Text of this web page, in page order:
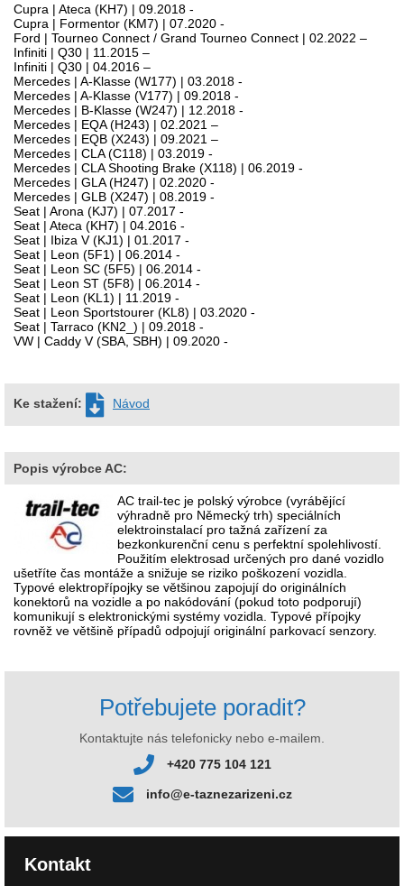
Cupra | Ateca (KH7) | 09.2018 -
Cupra | Formentor (KM7) | 07.2020 -
Ford | Tourneo Connect / Grand Tourneo Connect | 02.2022 –
Infiniti | Q30 | 11.2015 –
Infiniti | Q30 | 04.2016 –
Mercedes | A-Klasse (W177) | 03.2018 -
Mercedes | A-Klasse (V177) | 09.2018 -
Mercedes | B-Klasse (W247) | 12.2018 -
Mercedes | EQA (H243) | 02.2021 –
Mercedes | EQB (X243) | 09.2021 –
Mercedes | CLA (C118) | 03.2019 -
Mercedes | CLA Shooting Brake (X118) | 06.2019 -
Mercedes | GLA (H247) | 02.2020 -
Mercedes | GLB (X247) | 08.2019 -
Seat | Arona (KJ7) | 07.2017 -
Seat | Ateca (KH7) | 04.2016 -
Seat | Ibiza V (KJ1) | 01.2017 -
Seat | Leon (5F1) | 06.2014 -
Seat | Leon SC (5F5) | 06.2014 -
Seat | Leon ST (5F8) | 06.2014 -
Seat | Leon (KL1) | 11.2019 -
Seat | Leon Sportstourer (KL8) | 03.2020 -
Seat | Tarraco (KN2_) | 09.2018 -
VW | Caddy V (SBA, SBH) | 09.2020 -
Ke stažení: Návod
Popis výrobce AC:
AC trail-tec je polský výrobce (vyrábějící
výhradně pro Německý trh) speciálních
elektroinstalací pro tažná zařízení za
bezkonkurenční cenu s perfektní spolehlivostí.
Použitím elektrosad určených pro dané vozidlo
ušetříte čas montáže a snižuje se riziko poškození vozidla.
Typové elektropřípojky se většinou zapojují do originálních
konektorů na vozidle a po nakódování (pokud toto podporují)
komunikují s elektronickými systémy vozidla. Typové přípojky
rovněž ve většině případů odpojují originální parkovací senzory.
Potřebujete poradit?
Kontaktujte nás telefonicky nebo e-mailem.
+420 775 104 121
info@e-taznezarizeni.cz
Kontakt